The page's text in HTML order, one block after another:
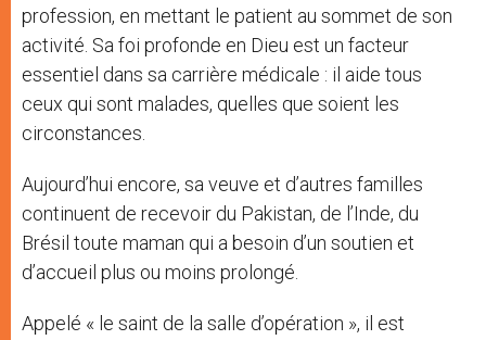
profession, en mettant le patient au sommet de son
activité. Sa foi profonde en Dieu est un facteur
essentiel dans sa carrière médicale : il aide tous
ceux qui sont malades, quelles que soient les
circonstances.
Aujourd’hui encore, sa veuve et d’autres familles
continuent de recevoir du Pakistan, de l’Inde, du
Brésil toute maman qui a besoin d’un soutien et
d’accueil plus ou moins prolongé.
Appelé « le saint de la salle d’opération », il est